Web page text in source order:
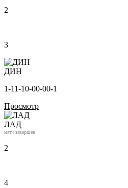
2
3
ДИН
1-11-10-00-00-1
Просмотр
ЛАД
матч завершен
2
4